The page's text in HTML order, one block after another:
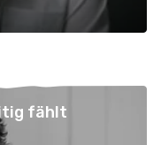
fählt